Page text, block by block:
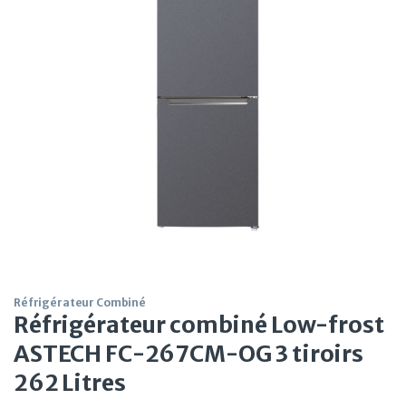
Réfrigérateur Combiné
Réfrigérateur combiné Low-frost
ASTECH FC-267CM-OG 3 tiroirs
262 Litres